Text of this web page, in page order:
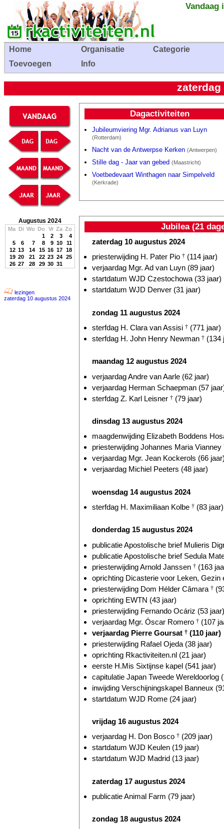
Vandaag
Home Organisatie
Categorie
Toevoegen
Info
zaterdag
Augustus 2024
Ma Di Wo Do Vr Za Zo
1
2 3
4
5
6 7 8 9 10
11
12 13 14 15 16 17 18
19 20 21 22 23 24 25
26 27 28 29 30 31
lezingen
zaterdag 10 augustus 2024
Dagactiviteiten
Jubileumviering Mgr. Adrianus van Luyn
(Rotterdam)
Nacht van de Antwerpse Kerken (Antwerpen)
Stille dag - Jaar van gebed (Maastricht)
Voetbedevaart Winthagen naar Simpelveld
(Kerkrade)
Jubilea (21
zaterdag 10 augustus 2024
priesterwijding H. Pater Pio † (114 jaar)
verjaardag Mgr. Ad van Luyn (89 jaar)
startdatum WJD Czestochowa (33 jaar)
startdatum WJD Denver (31 jaar)
zondag 11 augustus 2024
sterfdag H. Clara van Assisi † (771 jaar)
sterfdag H. John Henry Newman † (134
maandag 12 augustus 2024
verjaardag Andre van Aarle (62 jaar)
verjaardag Herman Schaepman (57
sterfdag Z. Karl Leisner † (79 jaar)
dinsdag 13 augustus 2024
maagdenwijding Elizabeth Boddens
priesterwijding Johannes Maria Vianney
verjaardag Mgr. Jean Kockerols (66
verjaardag Michiel Peeters (48 jaar)
woensdag 14 augustus 2024
sterfdag H. Maximiliaan Kolbe † (83 jaar)
donderdag 15 augustus 2024
publicatie Apostolische brief Mulieris
publicatie Apostolische brief Sedula
priesterwijding Arnold Janssen † (163
oprichting Dicasterie voor Leken, Gezin
priesterwijding Dom Hélder Câmara †
oprichting EWTN (43 jaar)
priesterwijding Fernando Ocáriz (53 jaar)
verjaardag Mgr. Óscar Romero † (107
verjaardag Pierre Goursat † (110 jaar)
priesterwijding Rafael Ojeda (38 jaar)
oprichting Rkactiviteiten.nl (21 jaar)
eerste H.Mis Sixtijnse kapel (541 jaar)
capitulatie Japan Tweede Wereldoorlog
inwijding Verschijningskapel Banneux
startdatum WJD Rome (24 jaar)
vrijdag 16 augustus 2024
verjaardag H. Don Bosco † (209 jaar)
startdatum WJD Keulen (19 jaar)
startdatum WJD Madrid (13 jaar)
zaterdag 17 augustus 2024
publicatie Animal Farm (79 jaar)
zondag 18 augustus 2024